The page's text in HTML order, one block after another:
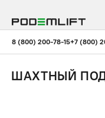
8 (800) 200-78-15+7 (800)
ШАХТНЫЙ